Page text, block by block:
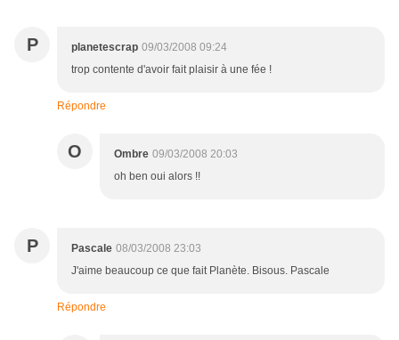
P planetescrap 09/03/2008 09:24
trop contente d'avoir fait plaisir à une fée !
Répondre
O Ombre 09/03/2008 20:03
oh ben oui alors !!
P Pascale 08/03/2008 23:03
J'aime beaucoup ce que fait Planète. Bisous. Pascale
Répondre